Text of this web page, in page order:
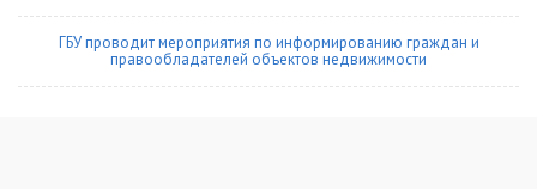
ГБУ проводит мероприятия по информированию граждан и
правообладателей объектов недвижимости